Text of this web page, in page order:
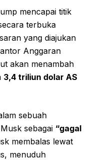
mencapai titik
terbuka
yang diajukan
Anggaran
akan menambah
3,4 triliun dolar AS
sebuah
sebagai “gagal
membalas lewat
menuduh